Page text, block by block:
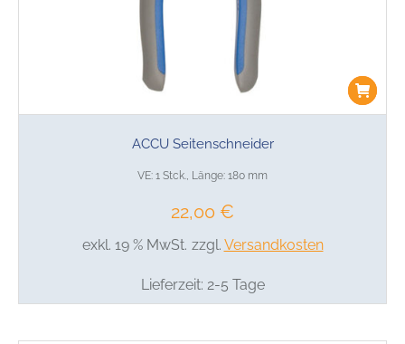
ACCU Seitenschneider
VE: 1 Stck., Länge: 180 mm
22,00 €
exkl. 19 % MwSt. zzgl. Versandkosten
Lieferzeit: 2-5 Tage